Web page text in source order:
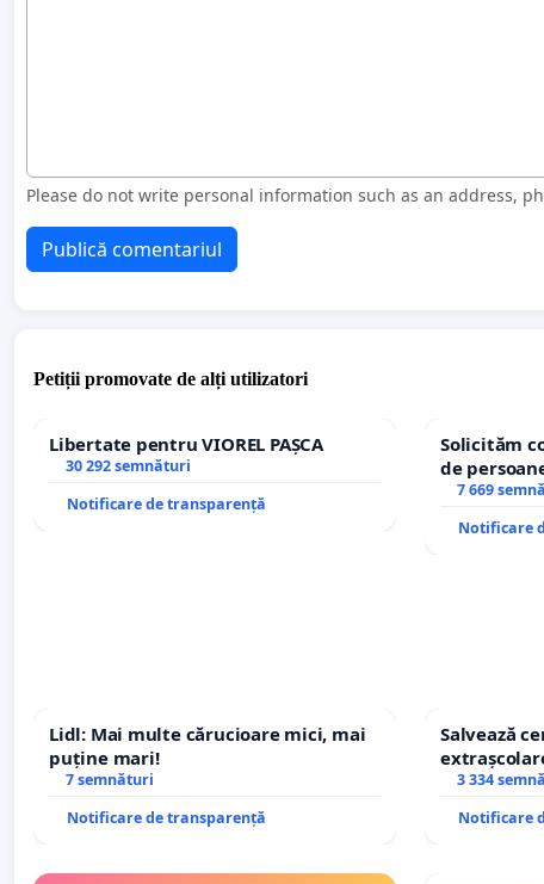
Please do not write personal information such as an address,
Publică comentariul
Petiții promovate de alți utilizatori
Libertate pentru VIOREL PAȘCA
30 292 semnături
Notificare de transparență
Solicităm
de
7 669
Notificare
Lidl: Mai multe cărucioare mici, mai
puține mari!
7 semnături
Notificare de transparență
Salvează
copiilor
3 334
Notificare